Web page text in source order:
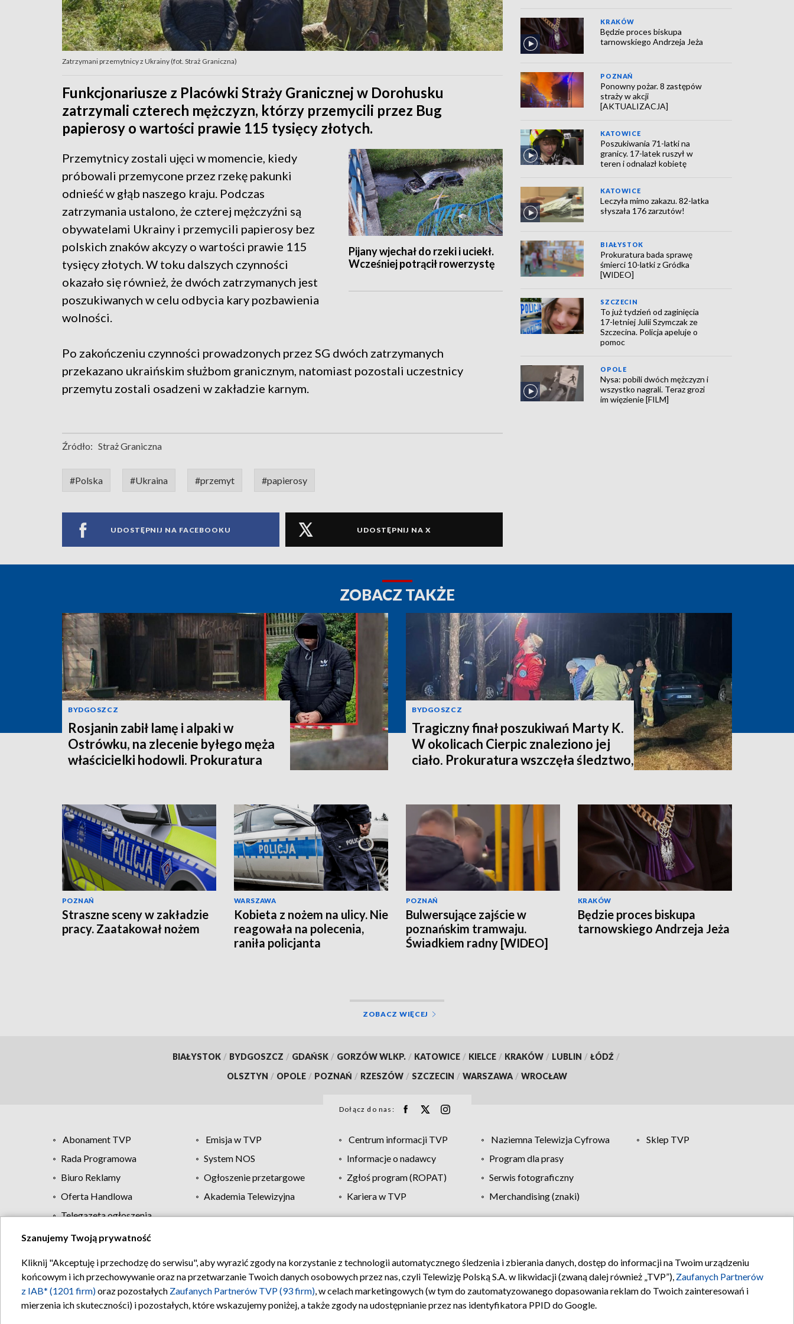
Zatrzymani przemytnicy z Ukrainy (fot. Straż Graniczna)
Funkcjonariusze z Placówki Straży Granicznej w Dorohusku
zatrzymali czterech mężczyzn, którzy przemycili przez Bug
papierosy o wartości prawie 115 tysięcy złotych.
Pijany wjechał do rzeki i uciekł.
Wcześniej potrącił rowerzystę
Przemytnicy zostali ujęci w momencie, kiedy
próbowali przemycone przez rzekę pakunki
odnieść w głąb naszego kraju. Podczas
zatrzymania ustalono, że czterej mężczyźni są
obywatelami Ukrainy i przemycili papierosy bez
polskich znaków akcyzy o wartości prawie 115
tysięcy złotych. W toku dalszych czynności
okazało się również, że dwóch zatrzymanych jest
poszukiwanych w celu odbycia kary pozbawienia
wolności.
Po zakończeniu czynności prowadzonych przez SG dwóch zatrzymanych
przekazano ukraińskim służbom granicznym, natomiast pozostali uczestnicy
przemytu zostali osadzeni w zakładzie karnym.
Źródło: Straż Graniczna
#Polska #Ukraina #przemyt #papierosy
UDOSTĘPNIJ NA FACEBOOKU UDOSTĘPNIJ NA X
KRAKÓW
Będzie proces biskupa
tarnowskiego Andrzeja Jeża
POZNAŃ
Ponowny pożar. 8 zastępów
straży w akcji
[AKTUALIZACJA]
KATOWICE
Poszukiwania 71-latki na
granicy. 17-latek ruszył w
teren i odnalazł kobietę
KATOWICE
Leczyła mimo zakazu. 82-latka
słyszała 176 zarzutów!
BIAŁYSTOK
Prokuratura bada sprawę
śmierci 10-latki z Gródka
[WIDEO]
SZCZECIN
To już tydzień od zaginięcia
17-letniej Julii Szymczak ze
Szczecina. Policja apeluje o
pomoc
OPOLE
Nysa: pobili dwóch mężczyzn i
wszystko nagrali. Teraz grozi
im więzienie [FILM]
ZOBACZ TAKŻE
BYDGOSZCZ
Rosjanin zabił lamę i alpaki w
Ostrówku, na zlecenie byłego męża
właścicielki hodowli. Prokuratura
BYDGOSZCZ
Tragiczny finał poszukiwań Marty K.
W okolicach Cierpic znaleziono jej
ciało. Prokuratura wszczęła śledztwo,
POZNAŃ
Straszne sceny w zakładzie
pracy. Zaatakował nożem
WARSZAWA
Kobieta z nożem na ulicy. Nie
reagowała na polecenia,
raniła policjanta
POZNAŃ
Bulwersujące zajście w
poznańskim tramwaju.
Świadkiem radny [WIDEO]
KRAKÓW
Będzie proces biskupa
tarnowskiego Andrzeja Jeża
ZOBACZ WIĘCEJ
BIAŁYSTOK / BYDGOSZCZ / GDAŃSK / GORZÓW WLKP. / KATOWICE / KIELCE / KRAKÓW / LUBLIN / ŁÓDŹ /
OLSZTYN / OPOLE / POZNAŃ / RZESZÓW / SZCZECIN / WARSZAWA / WROCŁAW
Dołącz do nas:
Abonament TVP Emisja w TVP Centrum informacji TVP Naziemna Telewizja Cyfrowa
Sklep TVP
Rada Programowa
System NOS Informacje o nadawcy
Program dla prasy
Biuro Reklamy
Ogłoszenie przetargowe Zgłoś program (ROPAT)
Serwis fotograficzny
Oferta Handlowa
Akademia Telewizyjna Kariera w TVP
Merchandising (znaki)
Telegazeta ogłoszenia
Regulamin TVP Polityka prywatności Moje zgody Pomoc Biuro reklamy Kontakt
Szanujemy Twoją prywatność
Kliknij "Akceptuję i przechodzę do serwisu", aby wyrazić zgody na korzystanie z technologii automatycznego śledzenia i zbierania danych, dostęp do informacji na Twoim urządzeniu
końcowym i ich przechowywanie oraz na przetwarzanie Twoich danych osobowych przez nas, czyli Telewizję Polską S.A. w likwidacji (zwaną dalej również „TVP”), Zaufanych Partnerów
z IAB* (1201 firm)oraz pozostałych Zaufanych Partnerów TVP (93 firm), w celach marketingowych (w tym do zautomatyzowanego dopasowania reklam do Twoich zainteresowań i
mierzenia ich skuteczności) i pozostałych, które wskazujemy poniżej, a także zgody na udostępnianie przez nas identyfikatora PPID do Google.